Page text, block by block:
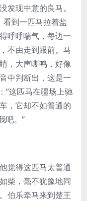
发现中意的良马。
到一匹马拉着盐
呼呼喘气，每迈一
不由走到跟前。马
，大声嘶鸣，好像
中判断出，这是一
“这匹马在疆场上驰
，它却不如普通的
吧。”
得这匹马太普通
柴，毫不犹豫地同
伯乐牵马来到楚王